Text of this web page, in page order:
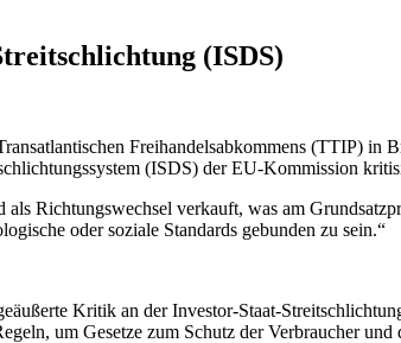
(ISDS)
Freihandelsabkommens (TTIP) in
(ISDS) der EU-Kommission
Richtungswechsel verkauft, was am
oder soziale Standards gebunden zu sein.“
Kritik an der Investor-Staat-
um Gesetze zum Schutz der Verbraucher